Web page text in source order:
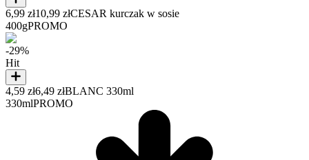
6,99 zł10,99 złCESAR kurczak w sosie
400gPROMO
-29%
Hit
4,59 zł6,49 złBLANC 330ml
330mlPROMO